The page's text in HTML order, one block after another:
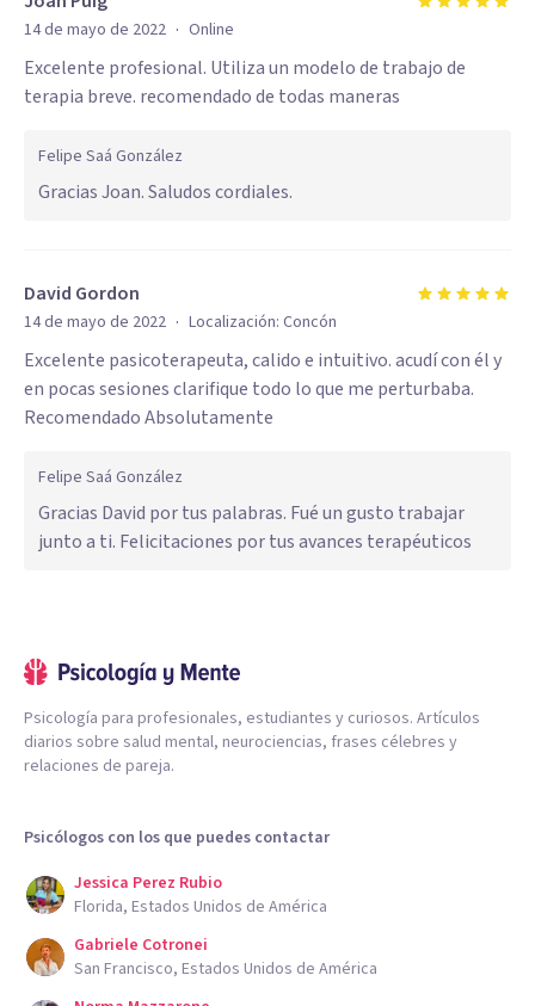
14 de mayo de 2022 · Online
Excelente profesional. Utiliza un modelo de trabajo de
terapia breve. recomendado de todas maneras
Felipe Saá González
Gracias Joan. Saludos cordiales.
David Gordon
14 de mayo de 2022 · Localización: Concón
Excelente pasicoterapeuta, calido e intuitivo. acudí con él y
en pocas sesiones clarifique todo lo que me perturbaba.
Recomendado Absolutamente
Felipe Saá González
Gracias David por tus palabras. Fué un gusto trabajar
junto a ti. Felicitaciones por tus avances terapéuticos
Psicología para profesionales, estudiantes y curiosos. Artículos
diarios sobre salud mental, neurociencias, frases célebres y
relaciones de pareja.
Psicólogos con los que puedes contactar
Jessica Perez Rubio
Florida, Estados Unidos de América
Gabriele Cotronei
San Francisco, Estados Unidos de América